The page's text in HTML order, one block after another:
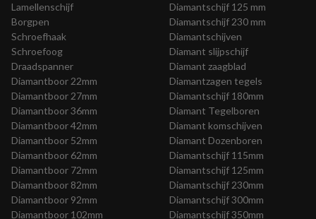
Lamellenschijf
Borgpen
Schroefhaak
Schroefoog
Draadspanner
Diamantschijf 125 mm
Diamantschijf 230 mm
Diamantschijven
Diamant slijpschijf
Diamant zaagblad
Diamantboor 22mm
Diamantboor 27mm
Diamantboor 36mm
Diamantboor 42mm
Diamantboor 52mm
Diamantboor 62mm
Diamantboor 72mm
Diamantboor 82mm
Diamantboor 92mm
Diamantboor 102mm
Diamantzagen tegels
Diamantschijf 180mm
Diamant Tegelboren
Diamant komschijven
Diamant Dozenboren
Diamantschijf 115mm
Diamantschijf 125mm
Diamantschijf 230mm
Diamantschijf 300mm
Diamantschijf 350mm